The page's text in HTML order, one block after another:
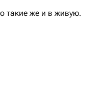
такие же и в живую.